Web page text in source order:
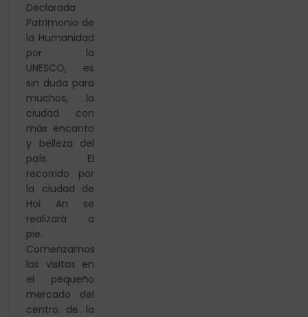
Declarada
Patrimonio de
la Humanidad
por la
UNESCO, es
sin duda para
muchos, la
ciudad con
más encanto
y belleza del
país. El
recorrido por
la ciudad de
Hoi An se
realizará a
pie.
Comenzamos
las visitas en
el pequeño
mercado del
centro de la